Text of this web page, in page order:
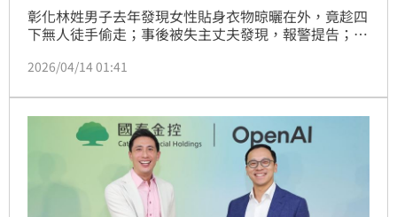
彰化林姓男子去年發現女性貼身衣物晾曬在外，竟趁四
下無人徒手偷走；事後被失主丈夫發現，報警提告；林
好，醫生說他不是正常人，無法做真正的治療；法官綜
金，得易服勞役，宣告沒收或追徵犯罪所得內衣、內褲
各1件，可上訴。
2026/04/14 01:41